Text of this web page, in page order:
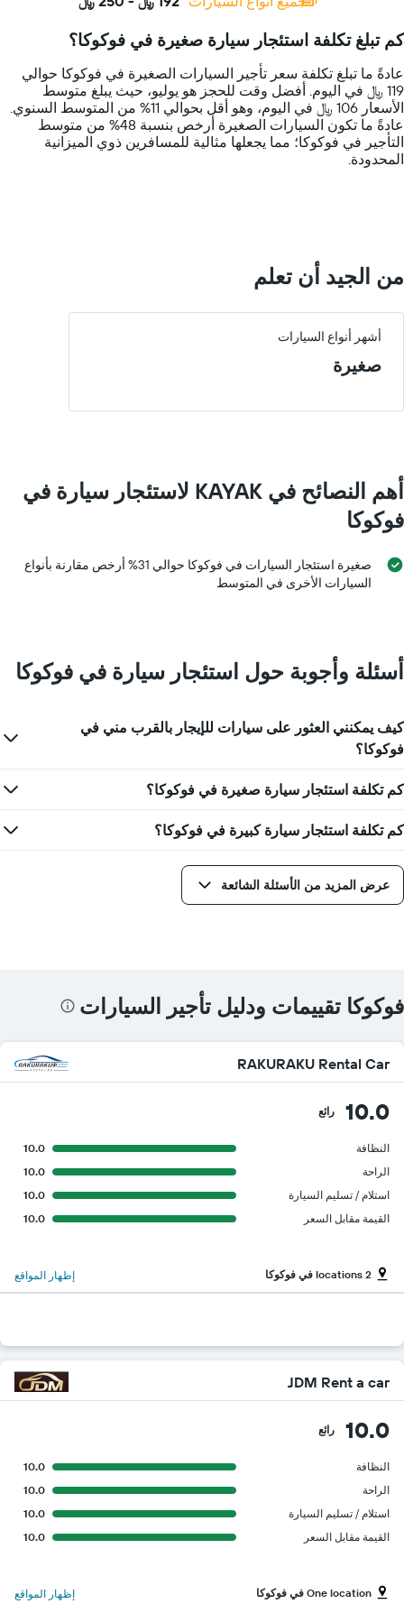
categories.
chart
has
1
Y
axis
displaying
كم تبلغ تكلفة استئجار سيارة صغيرة في فوكوكا؟
عادةً ما تبلغ تكلفة سعر تأجير السيارات الصغيرة في فوكوكا حوالي
119 ﷼ في اليوم. أفضل وقت للحجز هو يوليو، حيث يبلغ متوسط
الأسعار 106 ﷼ في اليوم، وهو أقل بحوالي 11% من المتوسط السنوي.
عادةً ما تكون السيارات الصغيرة أرخص بنسبة 48% من متوسط
التأجير في فوكوكا؛ مما يجعلها مثالية للمسافرين ذوي الميزانية
المحدودة.
من الجيد أن تعلم
أشهر أنواع السيارات
صغيرة
أهم النصائح في KAYAK لاستئجار سيارة في
فوكوكا
صغيرة استئجار السيارات في فوكوكا حوالي 31% أرخص مقارنة بأنواع
السيارات الأخرى في المتوسط
أسئلة وأجوبة حول استئجار سيارة في فوكوكا
كيف يمكنني العثور على سيارات للإيجار بالقرب مني في
فوكوكا؟
كم تكلفة استئجار سيارة صغيرة في فوكوكا؟
كم تكلفة استئجار سيارة كبيرة في فوكوكا؟
عرض المزيد من الأسئلة الشائعة
فوكوكا تقييمات ودليل تأجير السيارات
RAKURAKU Rental Car
10.0 رائع
النظافة
10.0
الراحة
10.0
استلام / تسليم السيارة
10.0
القيمة مقابل السعر
10.0
2 locations في فوكوكا إظهار المواقع
JDM Rent a car
10.0 رائع
النظافة
10.0
الراحة
10.0
استلام / تسليم السيارة
10.0
القيمة مقابل السعر
10.0
One location في فوكوكا إظهار المواقع